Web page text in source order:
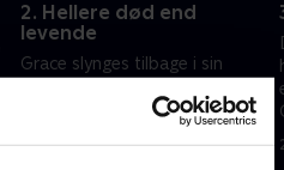
2. Hellere død end
levende
Grace slynges tilbage i sin
af et skelet bliver fundet i et
glemt stormafløb i Brighton.